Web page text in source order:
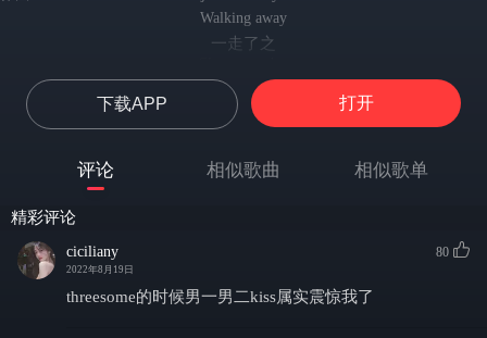
Walking away
一走了之
如梦初醒
Something is telling me we can’t be reached anymore
过往一切告诉我 我们已日趋分离
我现在如此崩溃
It hit me like a train
下载APP 打开
评论 相似歌曲 相似歌单
精彩评论
ciciliany
2022年8月19日
80
threesome的时候男一男二kiss属实震惊我了